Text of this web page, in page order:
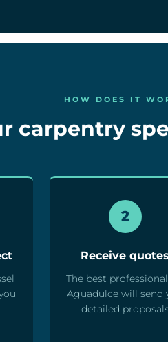
HOW DOES IT
carpentry
2
Receive quotes
The best
Aguadulce will send
detailed proposals